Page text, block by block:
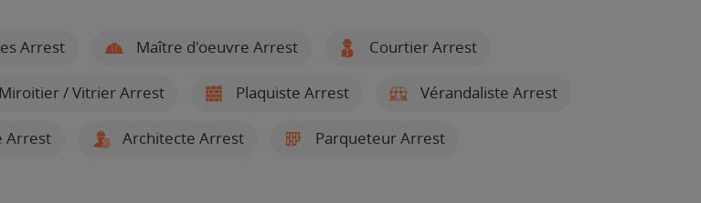
Arrest Maître d'oeuvre Arrest Courtier Arrest
Miroitier / Vitrier Arrest Plaquiste Arrest Vérandaliste Arrest
Arrest Architecte Arrest Parqueteur Arrest